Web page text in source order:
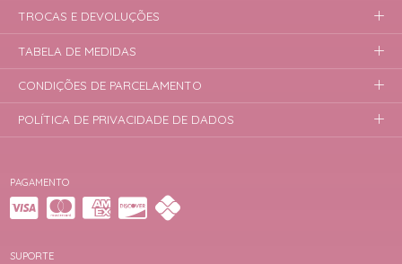
PAGAMENTO
SUPORTE
TROCAS E DEVOLUÇÕES
TABELA DE MEDIDAS
CONDIÇÕES DE PARCELAMENTO
POLÍTICA DE PRIVACIDADE DE DADOS